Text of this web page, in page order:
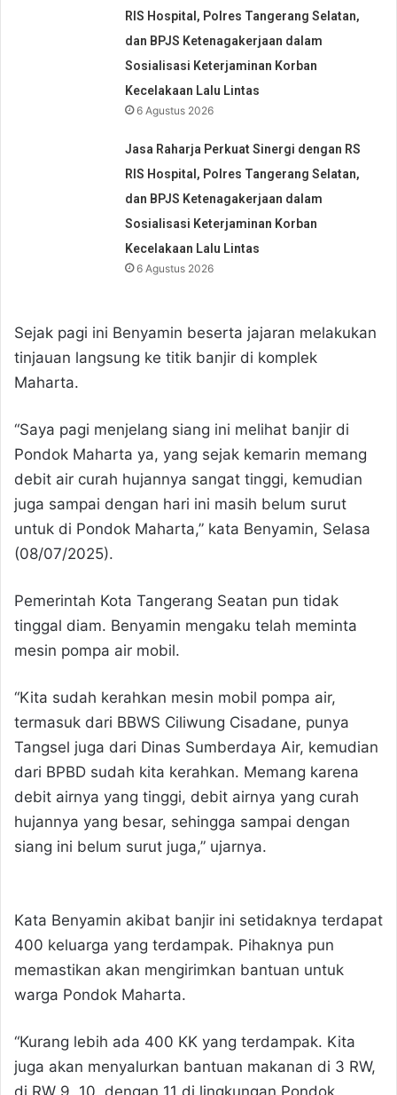
RIS Hospital, Polres Tangerang Selatan,
dan BPJS Ketenagakerjaan dalam
Sosialisasi Keterjaminan Korban
Kecelakaan Lalu Lintas
6 Agustus 2026
Jasa Raharja Perkuat Sinergi dengan RS
RIS Hospital, Polres Tangerang Selatan,
dan BPJS Ketenagakerjaan dalam
Sosialisasi Keterjaminan Korban
Kecelakaan Lalu Lintas
6 Agustus 2026
Sejak pagi ini Benyamin beserta jajaran melakukan
tinjauan langsung ke titik banjir di komplek
Maharta.
“Saya pagi menjelang siang ini melihat banjir di
Pondok Maharta ya, yang sejak kemarin memang
debit air curah hujannya sangat tinggi, kemudian
juga sampai dengan hari ini masih belum surut
untuk di Pondok Maharta,” kata Benyamin, Selasa
(08/07/2025).
Pemerintah Kota Tangerang Seatan pun tidak
tinggal diam. Benyamin mengaku telah meminta
mesin pompa air mobil.
“Kita sudah kerahkan mesin mobil pompa air,
termasuk dari BBWS Ciliwung Cisadane, punya
Tangsel juga dari Dinas Sumberdaya Air, kemudian
dari BPBD sudah kita kerahkan. Memang karena
debit airnya yang tinggi, debit airnya yang curah
hujannya yang besar, sehingga sampai dengan
siang ini belum surut juga,” ujarnya.
Kata Benyamin akibat banjir ini setidaknya terdapat
400 keluarga yang terdampak. Pihaknya pun
memastikan akan mengirimkan bantuan untuk
warga Pondok Maharta.
“Kurang lebih ada 400 KK yang terdampak. Kita
juga akan menyalurkan bantuan makanan di 3 RW,